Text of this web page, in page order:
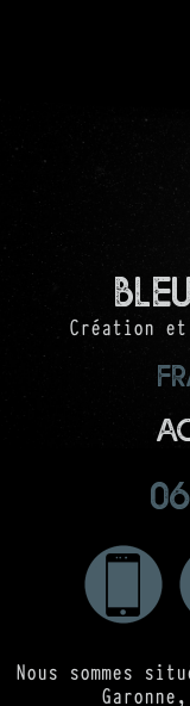
Création
Nous sommes